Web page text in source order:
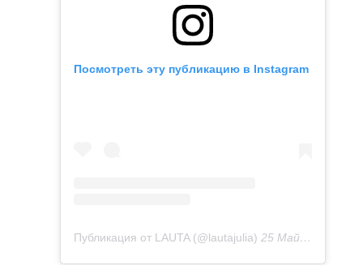
Посмотреть эту публикацию в Instagram
Публикация от LAUTA (@lautajulia) 25 Май 2020 в 11:16 PDT